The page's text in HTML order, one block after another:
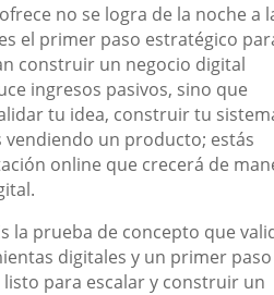
no se logra de la noche a
el primer paso estratégico
construir un negocio digital
ingresos pasivos, sino que
tu idea, construir tu
vendiendo un producto; estás
online que crecerá de
la prueba de concepto que
digitales y un primer paso
para escalar y construir un